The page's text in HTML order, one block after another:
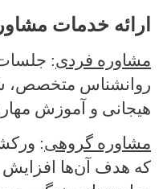
ارائه خدمات
مشاوره فردی:
روانشناس متخصص،
هیجانی و آموزش
مشاوره گروهی:
که هدف آن‌ها افزایش